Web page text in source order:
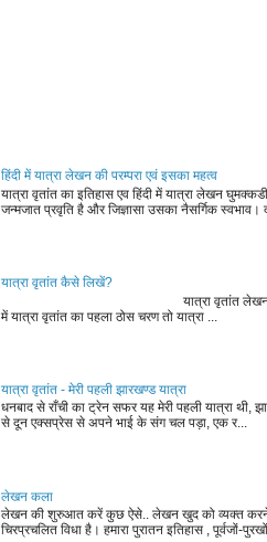
हिंदी में यात्रा लेखन की परम्परा एवं इसका महत्व
यात्रा वृतांत का इतिहास एव हिंदी में यात्रा लेखन
जन्मजात प्रवृति है और जिज्ञासा उसका नैसर्गिक स्वभाव।
यात्रा वृतांत कैसे लिखें?
यात्रा वृतांत लेखन के चरण
में यात्रा वृतांत का पहला ठोस चरण तो यात्रा ...
यात्रा वृतांत - मेरी पहली झारखण्ड यात्रा
धनबाद से राँची का ट्रेन सफर यह मेरी पहली यात्रा थी,
से दून एक्सप्रेस से अपने भाई के संग चल पड़ा, एक र...
लेखन कला
लेखन की शुरुआत करें कुछ ऐसे.. लेखन खुद को व्यक्त
चिरप्रचलित विधा है। हमारा पुरातन इतिहास , पूर्वजों-